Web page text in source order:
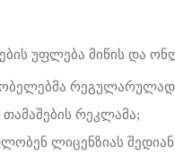
უფლება მიწის და
რეგულარულად
რეკლამა;
ლიცენზიას შედიან